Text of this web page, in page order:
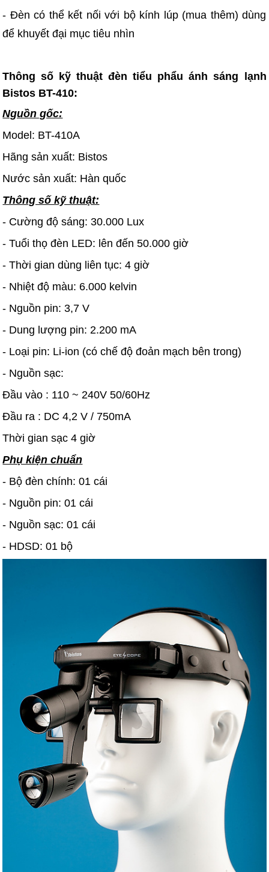
- Đèn có thể kết nối với bộ kính lúp (mua thêm) dùng
để khuyết đại mục tiêu nhìn
Thông số kỹ thuật đèn tiểu phẩu ánh sáng lạnh
Bistos BT-410:
Nguồn gốc:
Model: BT-410A
Hãng sản xuất: Bistos
Nước sản xuất: Hàn quốc
Thông số kỹ thuật:
- Cường độ sáng: 30.000 Lux
- Tuổi thọ đèn LED: lên đến 50.000 giờ
- Thời gian dùng liên tục: 4 giờ
- Nhiệt độ màu: 6.000 kelvin
- Nguồn pin: 3,7 V
- Dung lượng pin: 2.200 mA
- Loại pin: Li-ion (có chế độ đoản mạch bên trong)
- Nguồn sạc:
Đầu vào : 110 ~ 240V 50/60Hz
Đầu ra : DC 4,2 V / 750mA
Thời gian sạc 4 giờ
Phụ kiện chuẩn
- Bộ đèn chính: 01 cái
- Nguồn pin: 01 cái
- Nguồn sạc: 01 cái
- HDSD: 01 bộ